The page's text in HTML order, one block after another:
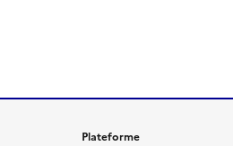
Plateforme